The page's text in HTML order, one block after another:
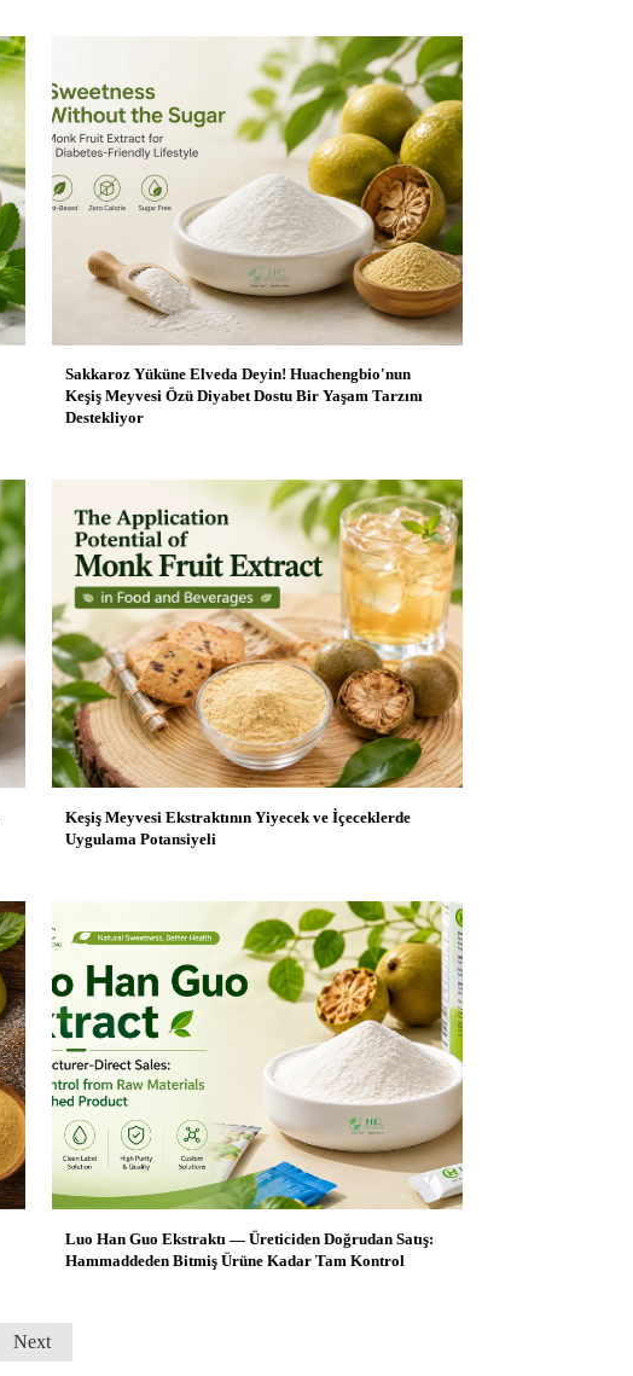
Sakkaroz Yüküne Elveda Deyin! Huachengbio'nun
Keşiş Meyvesi Özü Diyabet Dostu Bir Yaşam Tarzını
Destekliyor
Keşiş Meyvesi Ekstraktının Yiyecek ve İçeceklerde
Uygulama Potansiyeli
Luo Han Guo Ekstraktı — Üreticiden Doğrudan Satış:
Hammaddeden Bitmiş Ürüne Kadar Tam Kontrol
Next